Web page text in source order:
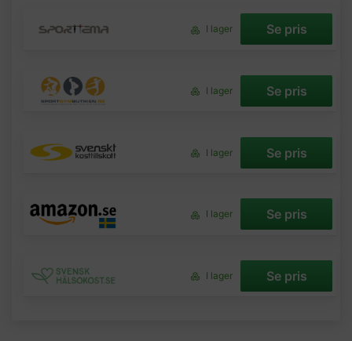
I lager Se pris
I lager Se pris
I lager Se pris
I lager Se pris
I lager Se pris